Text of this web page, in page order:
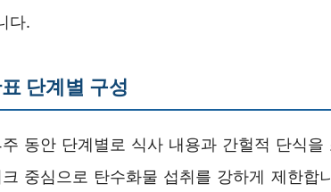
다.
단계별 구성
동안 단계별로 식사 내용과 간헐적 단식을
중심으로 탄수화물 섭취를 강하게 제한합